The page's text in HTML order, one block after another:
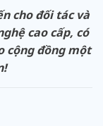
cho đối tác và
cao cấp, có
cộng đồng một